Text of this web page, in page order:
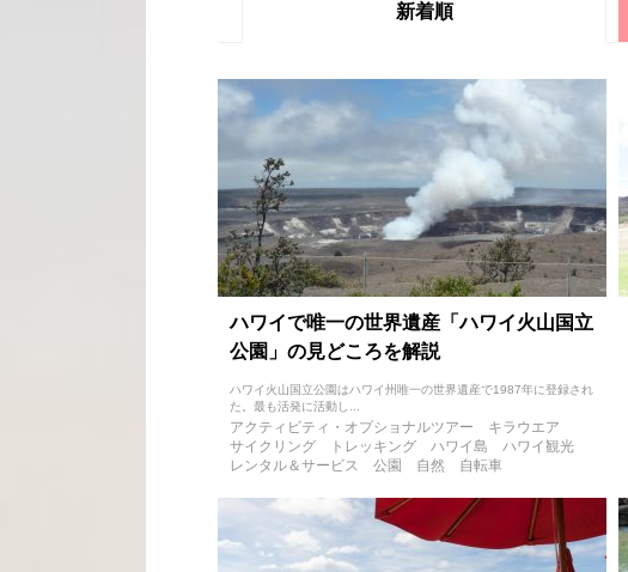
新着順
ハワイで唯一の世界遺産「ハワイ火山国立
公園」の見どころを解説
ハワイ火山国立公園はハワイ州唯一の世界遺産で1987年に登録され
た。最も活発に活動し...
アクティビティ・オプショナルツアー
キラウエア
サイクリング
トレッキング ハワイ島
ハワイ観光
レンタル＆サービス
公園 自然 自転車